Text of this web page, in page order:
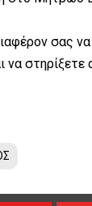
σας
να στηρίξετε